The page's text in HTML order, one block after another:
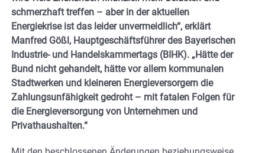
schmerzhaft treffen – aber in der aktuellen
Energiekrise ist das leider unvermeidlich“, erklärt
Manfred Gößl, Hauptgeschäftsführer des Bayerischen
Industrie- und Handelskammertags (BIHK). „Hätte der
Bund nicht gehandelt, hätte vor allem kommunalen
Stadtwerken und kleineren Energieversorgern die
Zahlungsunfähigkeit gedroht – mit fatalen Folgen für
die Energieversorgung von Unternehmen und
Privathaushalten.“